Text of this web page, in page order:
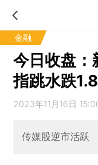
金融
今日收盘：
指跳水跌
2023年11月16日
传媒股逆市活跃